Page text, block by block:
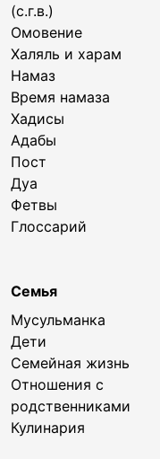
(с.г.в.)
Омовение
Халяль и харам
Намаз
Время намаза
Хадисы
Адабы
Пост
Дуа
Фетвы
Глоссарий
Семья
Мусульманка
Дети
Семейная жизнь
Отношения с
родственниками
Кулинария